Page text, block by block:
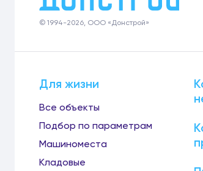
© 1994-2026, ООО «Донстрой»
Для жизни
Все объекты
Подбор по параметрам
Машиноместа
Кладовые